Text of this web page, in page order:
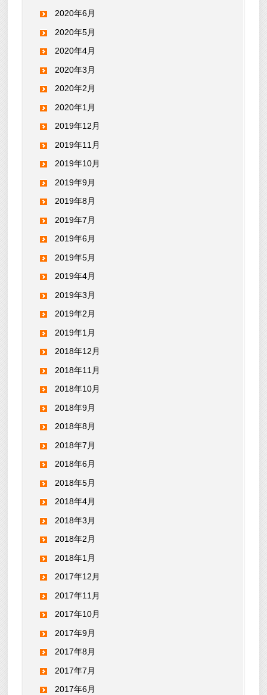
2020年6月
2020年5月
2020年4月
2020年3月
2020年2月
2020年1月
2019年12月
2019年11月
2019年10月
2019年9月
2019年8月
2019年7月
2019年6月
2019年5月
2019年4月
2019年3月
2019年2月
2019年1月
2018年12月
2018年11月
2018年10月
2018年9月
2018年8月
2018年7月
2018年6月
2018年5月
2018年4月
2018年3月
2018年2月
2018年1月
2017年12月
2017年11月
2017年10月
2017年9月
2017年8月
2017年7月
2017年6月